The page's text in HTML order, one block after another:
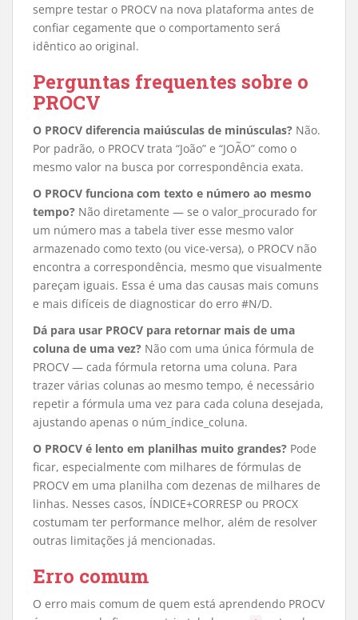
sempre testar o PROCV na nova plataforma antes de
confiar cegamente que o comportamento será
idêntico ao original.
Perguntas frequentes sobre o
PROCV
O PROCV diferencia maiúsculas de minúsculas? Não.
Por padrão, o PROCV trata “João” e “JOÃO” como o
mesmo valor na busca por correspondência exata.
O PROCV funciona com texto e número ao mesmo
tempo? Não diretamente — se o valor_procurado for
um número mas a tabela tiver esse mesmo valor
armazenado como texto (ou vice-versa), o PROCV não
encontra a correspondência, mesmo que visualmente
pareçam iguais. Essa é uma das causas mais comuns
e mais difíceis de diagnosticar do erro #N/D.
Dá para usar PROCV para retornar mais de uma
coluna de uma vez? Não com uma única fórmula de
PROCV — cada fórmula retorna uma coluna. Para
trazer várias colunas ao mesmo tempo, é necessário
repetir a fórmula uma vez para cada coluna desejada,
ajustando apenas o núm_índice_coluna.
O PROCV é lento em planilhas muito grandes? Pode
ficar, especialmente com milhares de fórmulas de
PROCV em uma planilha com dezenas de milhares de
linhas. Nesses casos, ÍNDICE+CORRESP ou PROCX
costumam ter performance melhor, além de resolver
outras limitações já mencionadas.
Erro comum
O erro mais comum de quem está aprendendo PROCV